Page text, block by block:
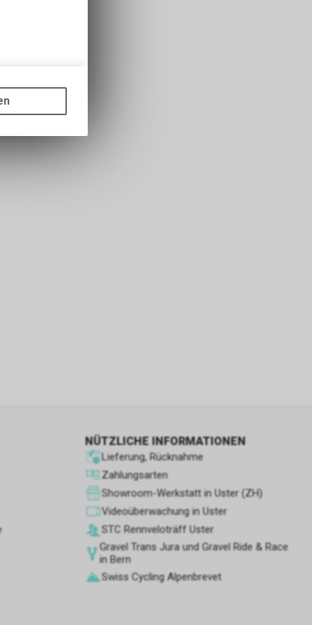
NÜTZLICHE INFORMATIONEN
Lieferung, Rücknahme
Zahlungsarten
Showroom-Werkstatt in Uster (ZH)
Videoüberwachung in Uster
STC Rennve­loträff Uster
Gravel Trans Jura und Gravel Ride & Race
in Bern
Swiss Cycling Alpenbrevet
wie die
die
sie nur
die
des